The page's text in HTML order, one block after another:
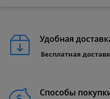
Удобная
Бесплатная
Способы